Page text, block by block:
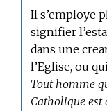
Il s’employe
signifier
dans une
l’Eglise, ou
Tout homme
Catholique est